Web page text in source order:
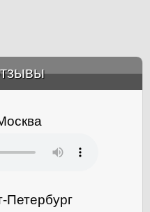
Петербург